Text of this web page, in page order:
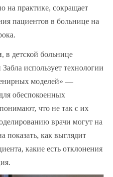
на практике, сокращает
пациентов в больнице на
, в детской больнице
использует технологии
моделей» —
обеспокоенных
что не так с их
врачи могут на
показать, как выглядит
какие есть отклонения